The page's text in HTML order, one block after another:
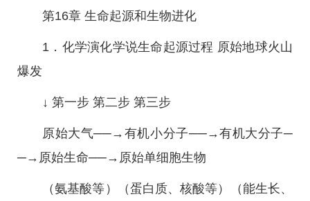
第16章 生命起源和生物进化
1．化学演化学说生命起源过程 原始地球火山
爆发
↓ 第一步 第二步 第三步
原始大气──→有机小分子──→有机大分子─
─→原始生命──→原始单细胞生物
（氨基酸等）（蛋白质、核酸等）（能生长、